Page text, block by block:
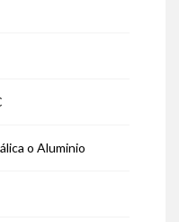
o Aluminio